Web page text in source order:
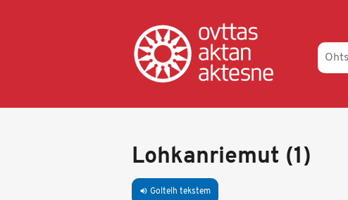
Lohkanriemut (1)
volume_up Goltelh tekstem